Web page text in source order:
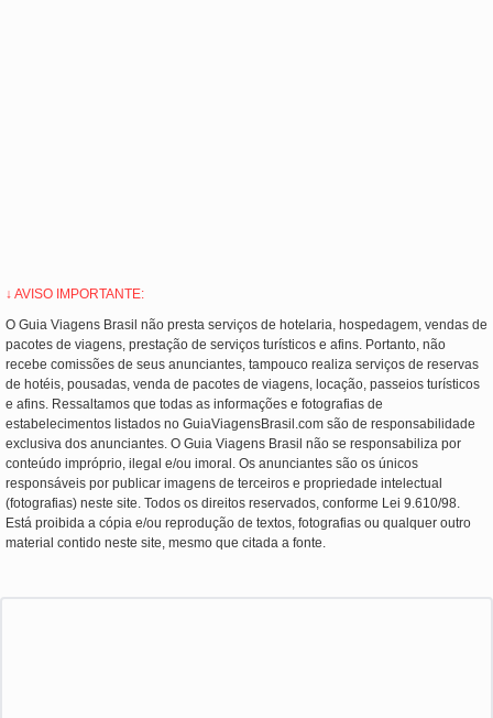
↓ AVISO IMPORTANTE:
O Guia Viagens Brasil não presta serviços de hotelaria, hospedagem, vendas de
pacotes de viagens, prestação de serviços turísticos e afins. Portanto, não
recebe comissões de seus anunciantes, tampouco realiza serviços de reservas
de hotéis, pousadas, venda de pacotes de viagens, locação, passeios turísticos
e afins. Ressaltamos que todas as informações e fotografias de
estabelecimentos listados no GuiaViagensBrasil.com são de responsabilidade
exclusiva dos anunciantes. O Guia Viagens Brasil não se responsabiliza por
conteúdo impróprio, ilegal e/ou imoral. Os anunciantes são os únicos
responsáveis por publicar imagens de terceiros e propriedade intelectual
(fotografias) neste site. Todos os direitos reservados, conforme Lei 9.610/98.
Está proibida a cópia e/ou reprodução de textos, fotografias ou qualquer outro
material contido neste site, mesmo que citada a fonte.